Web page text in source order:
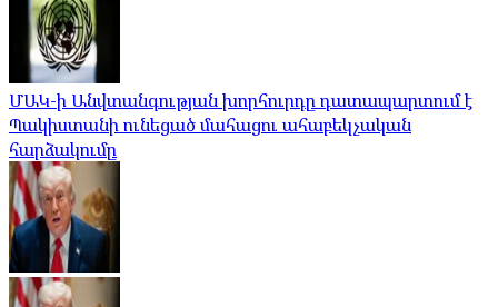
ՄԱԿ-ի Անվտանգության խորհուրդը դատապարտում է
Պակիստանի ունեցած մահացու ահաբեկչական
հարձակումը